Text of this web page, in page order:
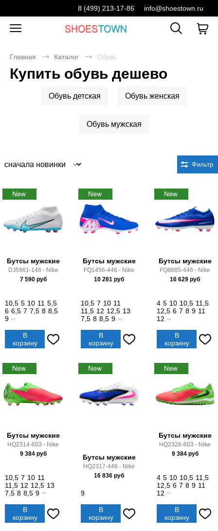
8 (499) 213-17-86 info@shoestown.ru
Главная Каталог Обувь
Купить обувь дешево
Обувь детская Обувь женская
Обувь мужская
Фильтр
Бутсы мужские
DJ5961-146 - Nike
7 590руб
10,5 5 10 11 5,5
6 6,5 7 7,5 8 8,5
9
В
корзину
Бутсы мужские
FQ1456-446 - Nike
10 281 руб
10,5 7 10 11
11,5 12 12,5 13
7,5 8 8,5 9
В
корзину
Бутсы мужские
FQ8685-446 - Nike
16 629 руб
4 5 10 10,5 11,5
12,5 6 7 8 9 11
12
В
корзину
Бутсы мужские
HQ2314-603 - Nike
9 384руб
10,5 7 10 11
11,5 12 12,5 13
7,5 8 8,5 9
В
корзину
Бутсы мужские
HQ2317-446 - Nike
16 836 руб
9
В
корзину
Бутсы мужские
HQ2326-603 - Nike
9 384руб
4 5 10 10,5 11,5
12,5 6 7 8 9 11
12
В
корзину